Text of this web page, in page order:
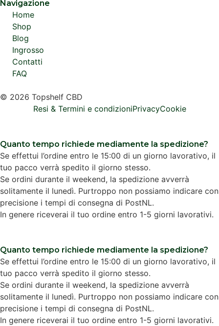
Navigazione
Home
Shop
Blog
Ingrosso
Contatti
FAQ
© 2026 Topshelf CBD
Resi & Termini e condizioniPrivacyCookie
Quanto tempo richiede mediamente la spedizione?
Se effettui l’ordine entro le 15:00 di un giorno lavorativo, il
tuo pacco verrà spedito il giorno stesso.
Se ordini durante il weekend, la spedizione avverrà
solitamente il lunedì. Purtroppo non possiamo indicare con
precisione i tempi di consegna di PostNL.
In genere riceverai il tuo ordine entro 1-5 giorni lavorativi.
Quanto tempo richiede mediamente la spedizione?
Se effettui l’ordine entro le 15:00 di un giorno lavorativo, il
tuo pacco verrà spedito il giorno stesso.
Se ordini durante il weekend, la spedizione avverrà
solitamente il lunedì. Purtroppo non possiamo indicare con
precisione i tempi di consegna di PostNL.
In genere riceverai il tuo ordine entro 1-5 giorni lavorativi.